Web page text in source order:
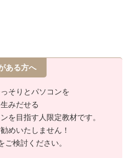
ある方へ
そりとパソコンを
みだせる
を目指す人限定教材です。
めいたしません！
検討ください。